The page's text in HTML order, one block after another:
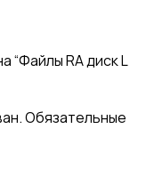
“Файлы RA диск L
Обязательные